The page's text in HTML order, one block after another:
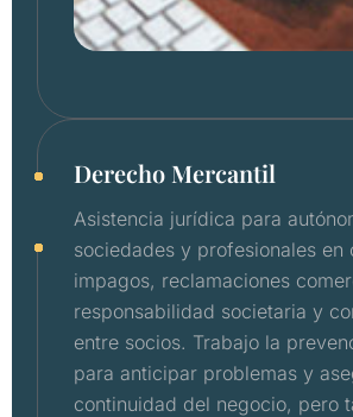
Derecho Mercantil
Asistencia jurídica para
sociedades y profesionales en
impagos, reclamaciones
responsabilidad societaria y
entre socios. Trabajo la
para anticipar problemas y
continuidad del negocio, pero